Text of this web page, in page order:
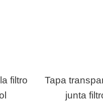
filtro
Tapa
junta